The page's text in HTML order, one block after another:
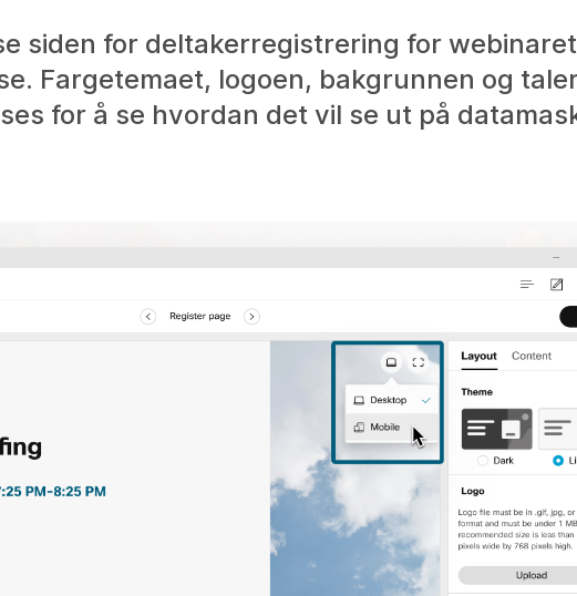
siden for deltakerregistrering for
Fargetemaet, logoen, bakgrunnen og
for å se hvordan det vil se ut på